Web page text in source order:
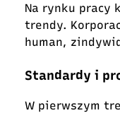
Na rynku pracy
trendy.
human,
Standardy i
W pierwszym